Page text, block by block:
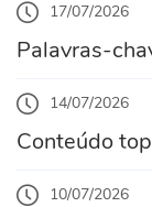
17/07/2026
Palavras-
14/07/2026
Conteúdo
10/07/2026